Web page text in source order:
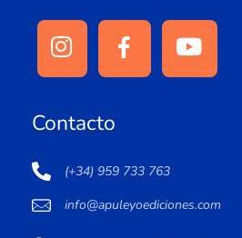
Contacto
(+34) 959 733 763
info@apuleyoediciones.com